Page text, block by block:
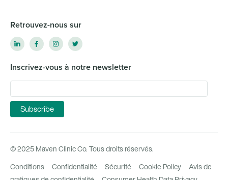
Retrouvez-nous sur
Inscrivez-vous à notre newsletter
© 2025 Maven Clinic Co. Tous droits réservés.
Conditions Confidentialité Sécurité Cookie Policy
Avis de